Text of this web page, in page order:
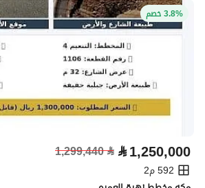
3.8% خصم
⃁1,250,000
⃁
1,299,440
592 م2